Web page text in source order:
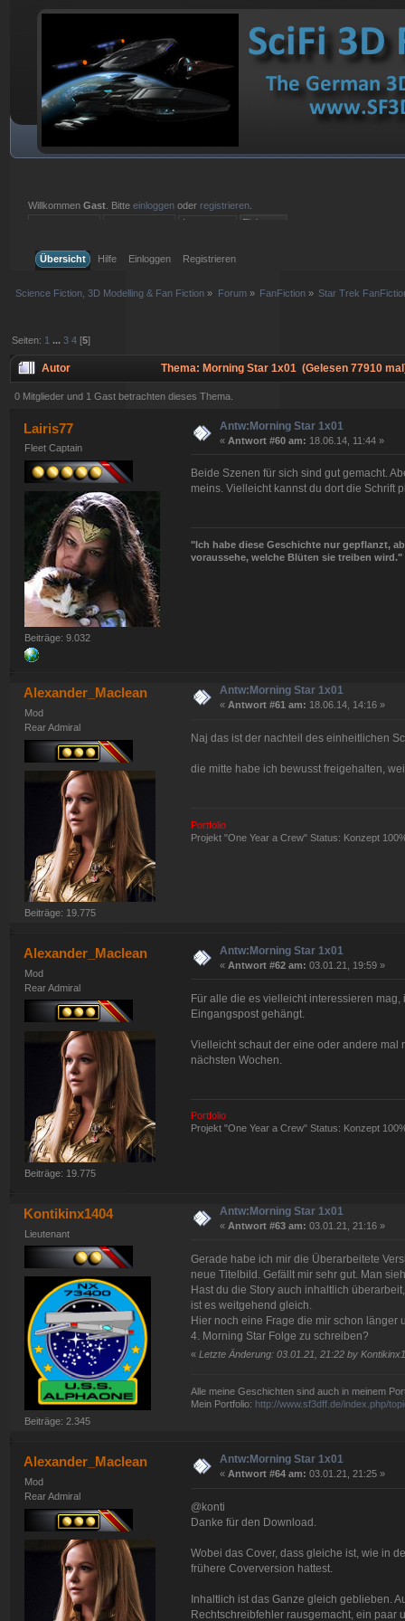
WillkommenGast . Bitteeinloggen oder registrieren
Übersicht
Hilfe Einloggen Registrieren
Science Fiction, 3D Modelling & Fan Fiction » Forum» FanFiction » Star Trek
Seiten: 1 ...3 4 [5]
Autor Thema: Morning Star 1x01 (Gelesen 77910
0 Mitglieder und 1 Gast betrachten dieses Thema.
Lairis77
Fleet Captain
Beiträge: 9.032
Antw:Morning Star 1x01
« Antwort #60 am: 18.06.14, 11:44 »
Beide Szenen für sich sind gut gemacht.
meins. Vielleicht kannst du dort die Schrift
"Ich habe diese Geschichte nur gepflanzt,
voraussehe, welche Blüten sie treiben
Alexander_Maclean
Mod
Rear Admiral
Beiträge: 19.775
Antw:Morning Star 1x01
« Antwort #61 am: 18.06.14, 14:16 »
Naj das ist der nachteil des einheitlichen
die mitte habe ich bewusst freigehalten,
Portfolio
Projekt "One Year a Crew" Status: Konzept
Alexander_Maclean
Mod
Rear Admiral
Beiträge: 19.775
Antw:Morning Star 1x01
« Antwort #62 am: 03.01.21, 19:59 »
Für alle die es vielleicht interessieren
Eingangspost gehängt.
Vielleicht schaut der eine oder andere
nächsten Wochen.
Portfolio
Projekt "One Year a Crew" Status: Konzept
Kontikinx1404
Lieutenant
Beiträge: 2.345
Antw:Morning Star 1x01
« Antwort #63 am: 03.01.21, 21:16 »
Gerade habe ich mir die Überarbeitete
neue Titelbild. Gefällt mir sehr gut. Man
Hast du die Story auch inhaltlich
ist es weitgehend gleich.
Hier noch eine Frage die mir schon länger
4. Morning Star Folge zu schreiben?
« Letzte Änderung: 03.01.21, 21:22 by
Alle meine Geschichten sind auch in meinem
Mein Portfolio: http://www.sf3dff.de/index.php/
Alexander_Maclean
Mod
Rear Admiral
Antw:Morning Star 1x01
«Antwort #64 am: 03.01.21, 21:25 »
@konti
Danke für den Download.
Wobei das Cover, dass gleiche ist, wie in
frühere Coverversion hattest.
Inhaltlich ist das Ganze gleich geblieben.
Rechtschreibfehler rausgemacht, ein